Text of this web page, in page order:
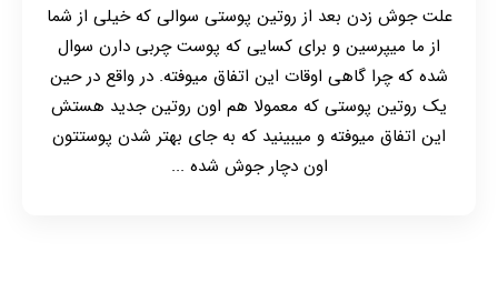
علت جوش زدن بعد از روتین پوستی سوالی که خیلی از شما
از ما میپرسین و برای کسایی که پوست چربی دارن سوال
شده که چرا گاهی اوقات این اتفاق میوفته. در واقع در حین
یک روتین پوستی که معمولا هم اون روتین جدید هستش
این اتفاق میوفته و میبینید که به جای بهتر شدن پوستتون
اون دچار جوش شده ...